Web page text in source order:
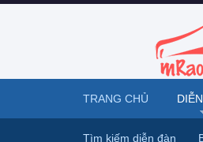
TRANG CHỦ
Tìm kiếm diễn đàn